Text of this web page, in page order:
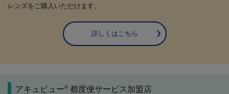
レンズをご購入いただけます。
詳しくはこちら
アキュビュー® 都度便サービス加盟店